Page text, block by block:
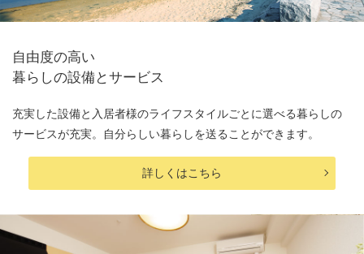
自由度の高い
暮らしの設備とサービス
充実した設備と入居者様のライフスタイルごとに選べる暮らしの
サービスが充実。自分らしい暮らしを送ることができます。
詳しくはこちら